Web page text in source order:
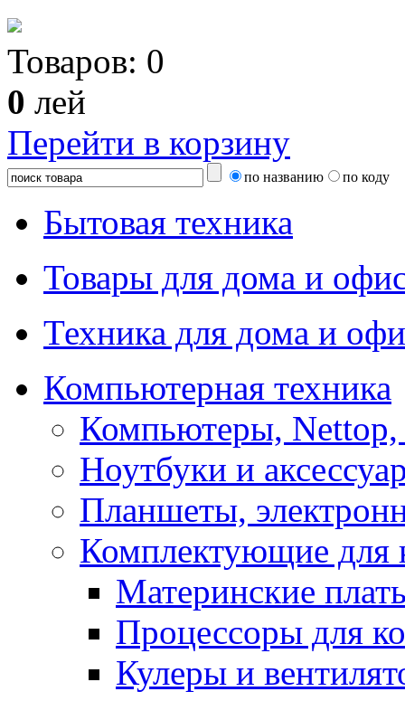
Товаров: 0
0 лей
Перейти в корзину
по названию по коду
Бытовая техника
Товары для дома и
Техника для дома и
Компьютерная техника
Компьютеры,
Ноутбуки и
Планшеты,
Комплектующие для
Материнские
Процессоры для
Кулеры и